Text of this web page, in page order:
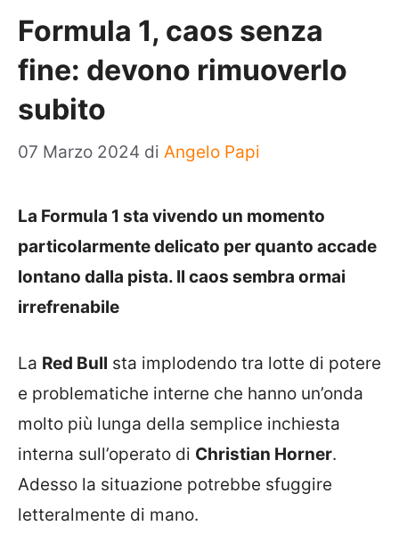
Formula 1, caos senza
fine: devono rimuoverlo
subito
07 Marzo 2024 di Angelo Papi
La Formula 1 sta vivendo un momento
particolarmente delicato per quanto accade
lontano dalla pista. Il caos sembra ormai
irrefrenabile
La Red Bull sta implodendo tra lotte di potere
e problematiche interne che hanno un’onda
molto più lunga della semplice inchiesta
interna sull’operato di Christian Horner.
Adesso la situazione potrebbe sfuggire
letteralmente di mano.